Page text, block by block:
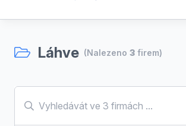
Láhve (Nalezeno 3 firem)